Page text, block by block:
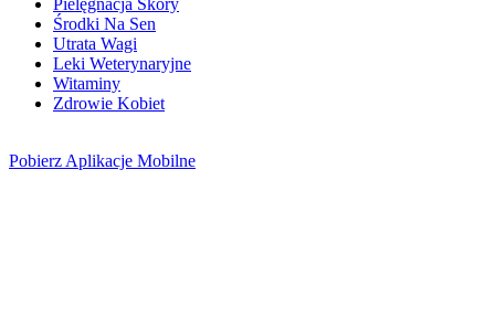
Pielęgnacja Skóry
Środki Na Sen
Utrata Wagi
Leki Weterynaryjne
Witaminy
Zdrowie Kobiet
Pobierz Aplikacje Mobilne